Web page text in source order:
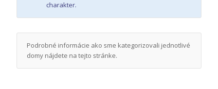
charakter.
Podrobné informácie ako sme kategorizovali jednotlivé
domy nájdete na tejto stránke.